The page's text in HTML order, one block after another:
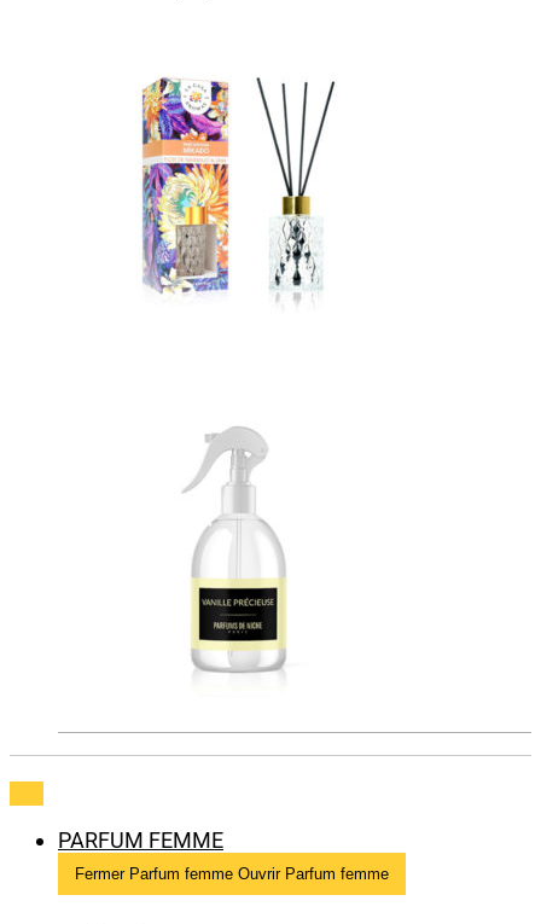
PARFUM FEMME
Fermer Parfum femme Ouvrir Parfum femme